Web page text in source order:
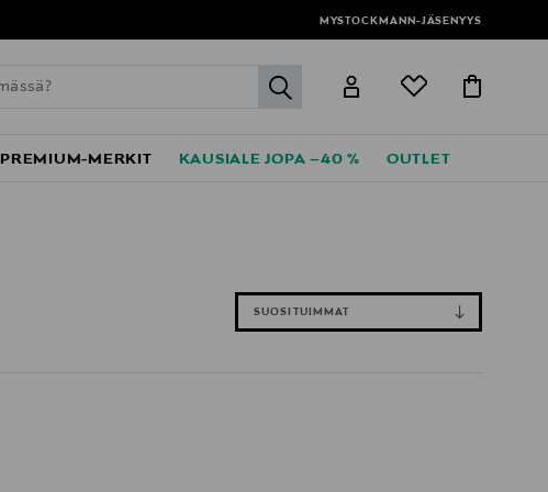
MYSTOCKMANN-JÄSENYYS
label.header.go
PREMIUM-MERKIT KAUSIALE JOPA –40 % OUTLET
SUOSITUIMMAT